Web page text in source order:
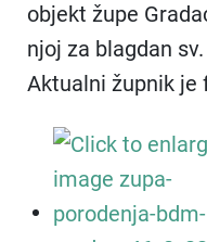
objekt župe
njoj za blagdan
Aktualni župnik je